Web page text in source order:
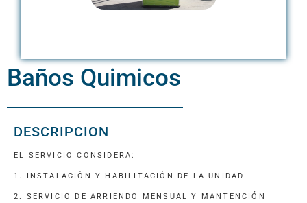
Baños Quimicos
DESCRIPCION
EL SERVICIO CONSIDERA:
1. INSTALACIÓN Y HABILITACIÓN DE LA UNIDAD
2. SERVICIO DE ARRIENDO MENSUAL Y MANTENCIÓN